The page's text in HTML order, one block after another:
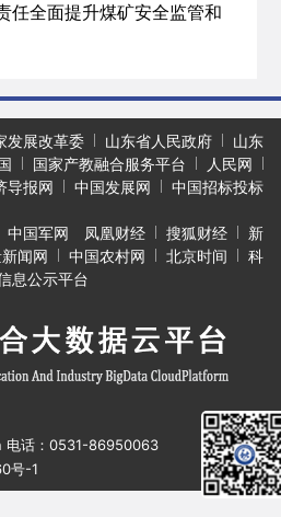
任全面提升煤矿安全监管和
发展改革委 山东省人民政府
山东
国家产教融合服务平台
人民网
导报网 中国发展网
中国招标投标
中国军网 凤凰财经 搜狐财经
新
闻网 中国农村网 北京时间
科
息公示平台
电话：0531-86950063
号-1